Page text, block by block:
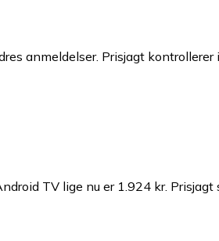
anmeldelser. Prisjagt
TV lige nu er 1.924 kr. Prisjagt